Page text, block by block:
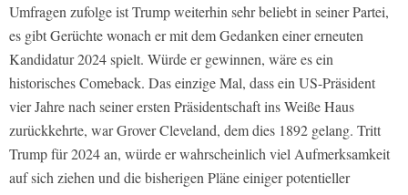
Umfragen zufolge ist Trump weiterhin sehr beliebt in seiner Partei,
es gibt Gerüchte wonach er mit dem Gedanken einer erneuten
Kandidatur 2024 spielt. Würde er gewinnen, wäre es ein
historisches Comeback. Das einzige Mal, dass ein US-Präsident
vier Jahre nach seiner ersten Präsidentschaft ins Weiße Haus
zurückkehrte, war Grover Cleveland, dem dies 1892 gelang. Tritt
Trump für 2024 an, würde er wahrscheinlich viel Aufmerksamkeit
auf sich ziehen und die bisherigen Pläne einiger potentieller